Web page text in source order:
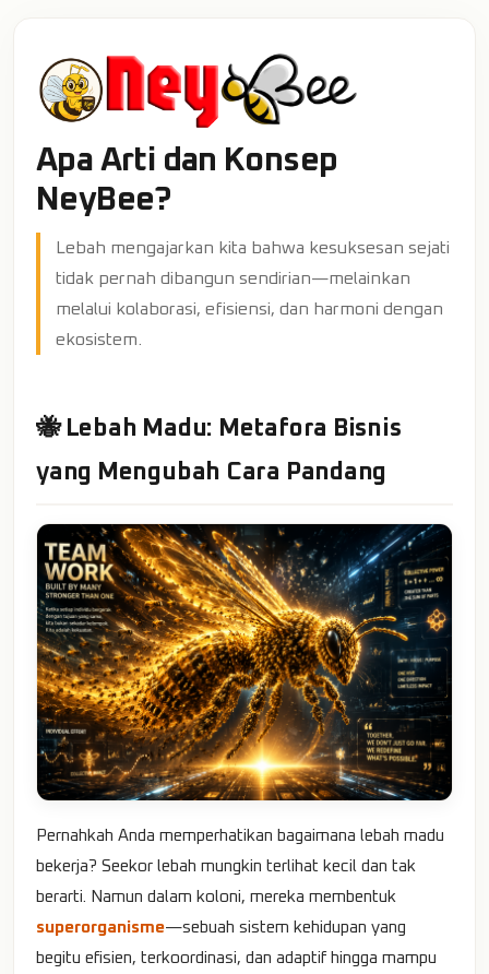
Apa Arti dan Konsep
NeyBee?
Lebah mengajarkan kita bahwa kesuksesan sejati
tidak pernah dibangun sendirian—melainkan
melalui kolaborasi, efisiensi, dan harmoni dengan
ekosistem.
🐝 Lebah Madu: Metafora Bisnis
yang Mengubah Cara Pandang
Pernahkah Anda memperhatikan bagaimana lebah madu
bekerja? Seekor lebah mungkin terlihat kecil dan tak
berarti. Namun dalam koloni, mereka membentuk
superorganisme—sebuah sistem kehidupan yang
begitu efisien, terkoordinasi, dan adaptif hingga mampu